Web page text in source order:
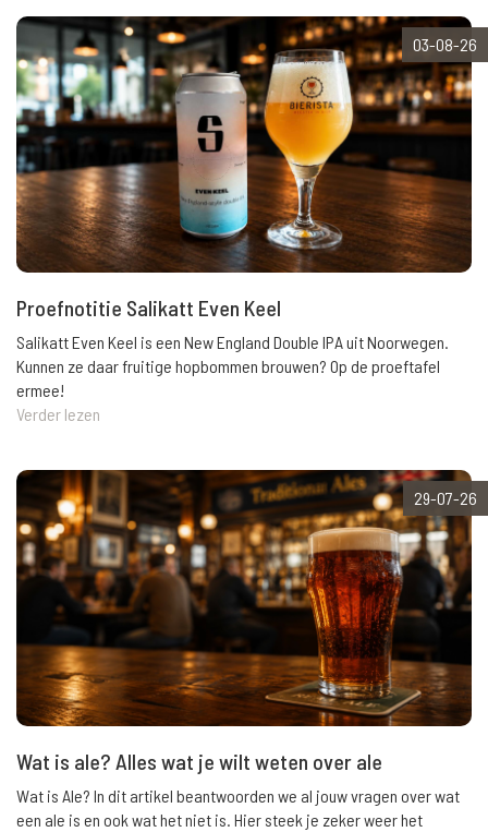
03-08-26
Proefnotitie Salikatt Even Keel
Salikatt Even Keel is een New England Double IPA uit Noorwegen.
Kunnen ze daar fruitige hopbommen brouwen? Op de proeftafel
ermee!
Verder lezen
29-07-26
Wat is ale? Alles wat je wilt weten over ale
Wat is Ale? In dit artikel beantwoorden we al jouw vragen over wat
een ale is en ook wat het niet is. Hier steek je zeker weer het